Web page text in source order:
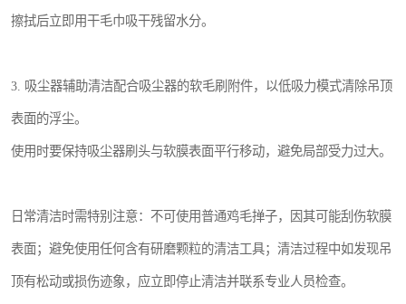
擦拭后立即用干毛巾吸干残留水分。
3. 吸尘器辅助清洁配合吸尘器的软毛刷附件，以低吸力模式清除吊顶
表面的浮尘。
使用时要保持吸尘器刷头与软膜表面平行移动，避免局部受力过大。
日常清洁时需特别注意：不可使用普通鸡毛掸子，因其可能刮伤软膜
表面；避免使用任何含有研磨颗粒的清洁工具；清洁过程中如发现吊
顶有松动或损伤迹象，应立即停止清洁并联系专业人员检查。